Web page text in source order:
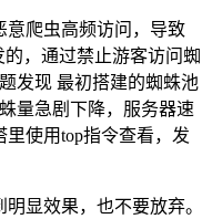
意爬虫高频访问，导致
，通过禁止游客访问蜘
发现 最初搭建的蜘蛛池
量急剧下降，服务器速
使用top指令查看，发
显效果，也不要放弃。